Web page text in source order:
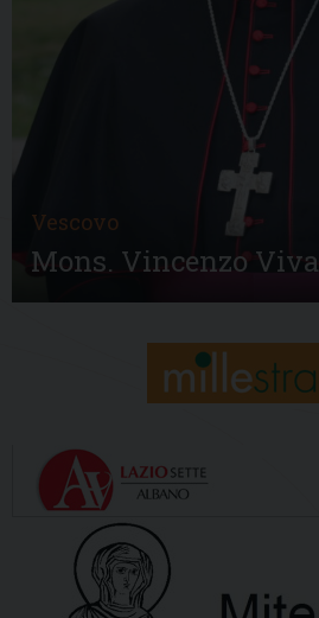
Vescovo
Mons. Vincenzo Viva